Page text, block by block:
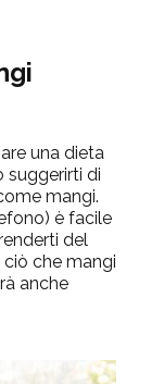
una dieta
suggerirti di
mangi.
è facile
del
che mangi
anche